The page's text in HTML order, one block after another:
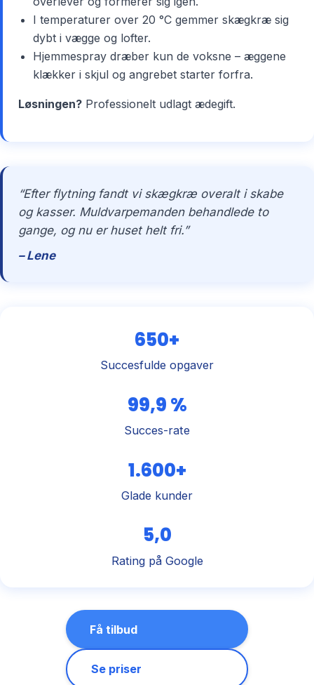
I temperaturer over 20 °C gemmer skægkræ sig
dybt i vægge og lofter.
Hjemmespray dræber kun de voksne – æggene
klækker i skjul og angrebet starter forfra.
Løsningen? Professionelt udlagt ædegift.
“Efter flytning fandt vi skægkræ overalt i skabe
og kasser. Muldvarpemanden behandlede to
gange, og nu er huset helt fri.”
– Lene
650+
Succesfulde opgaver
99,9 %
Succes-rate
1.600+
Glade kunder
5,0
Rating på Google
Få tilbud
Se priser